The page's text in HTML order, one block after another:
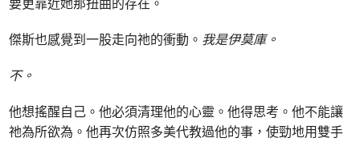
傑斯也感覺到一股走向祂的衝動。 我是伊莫庫。
不。
他想搖醒自己。他必須清理他的心靈。他得思考。他不能讓
祂為所欲為。他再次仿照多美代教過他的事，使勁地用雙手